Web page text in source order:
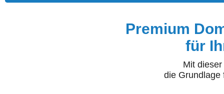
Premium
für
Mit
die